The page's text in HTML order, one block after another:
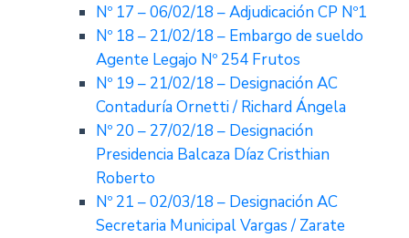
Nº 17 – 06/02/18 – Adjudicación CP Nº1
Nº 18 – 21/02/18 – Embargo de sueldo
Agente Legajo Nº 254 Frutos
Nº 19 – 21/02/18 – Designación AC
Contaduría Ornetti / Richard Ángela
Nº 20 – 27/02/18 – Designación
Presidencia Balcaza Díaz Cristhian
Roberto
Nº 21 – 02/03/18 – Designación AC
Secretaria Municipal Vargas / Zarate